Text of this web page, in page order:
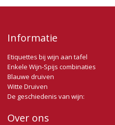
Informatie
Etiquettes bij wijn aan tafel
Enkele Wijn-Spijs combinaties
Blauwe druiven
Witte Druiven
De geschiedenis van wijn:
Over ons